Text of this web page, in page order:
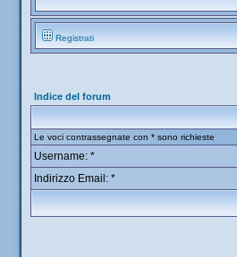
Registrati
Indice del forum
Le voci contrassegnate con * sono richieste
Username: *
Indirizzo Email: *